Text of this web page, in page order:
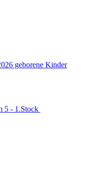
geborene Kinder
5 - 1.Stock